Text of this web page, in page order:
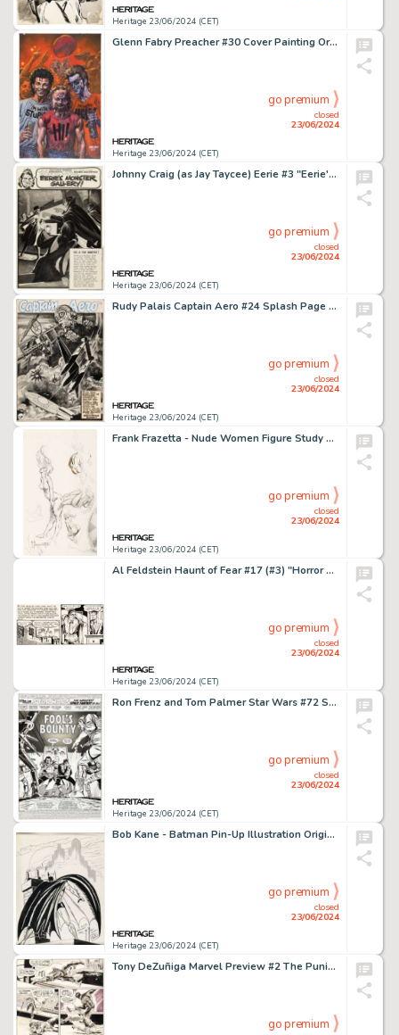
Heritage 23/06/2024 (CET)
Glenn Fabry Preacher #30 Cover Painting Original Art (DC, 1997).
Heritage 23/06/2024 (CET)
closed
23/06/2024
go premium
Johnny Craig (as Jay Taycee) Eerie #3 "Eerie's Monster Gallery: The Vampire" Pin-Up Original Art (Warren, 1966).
Heritage 23/06/2024 (CET)
closed
23/06/2024
go premium
Rudy Palais Captain Aero #24 Splash Page 1 Original Art (Continental, 1945).
Heritage 23/06/2024 (CET)
closed
23/06/2024
go premium
Frank Frazetta - Nude Women Figure Study Sketch Original Art (undated).
Heritage 23/06/2024 (CET)
closed
23/06/2024
go premium
Al Feldstein Haunt of Fear #17 (#3) "Horror Beneath the Streets!" Partial Story Page 1 Original Art (EC, 1950). (Total: 3 Original Art)
Heritage 23/06/2024 (CET)
closed
23/06/2024
go premium
Ron Frenz and Tom Palmer Star Wars #72 Splash Page 1 Original Art (Marvel, 1983).
Heritage 23/06/2024 (CET)
closed
23/06/2024
go premium
Bob Kane - Batman Pin-Up Illustration Original Art (c. 1970s).
Heritage 23/06/2024 (CET)
closed
23/06/2024
go premium
Tony DeZuñiga Marvel Preview #2 The Punisher Story Page 3 Original Art (Marvel, 1975).
go premium